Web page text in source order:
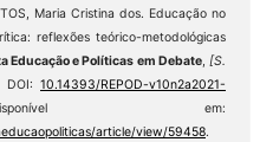
Maria Cristina dos. Educação no
reflexões teórico-metodológicas
Educação e Políticas em Debate,[S.
DOI:10.14393/REPOD-v10n2a2021-
em:
article/view/59458.